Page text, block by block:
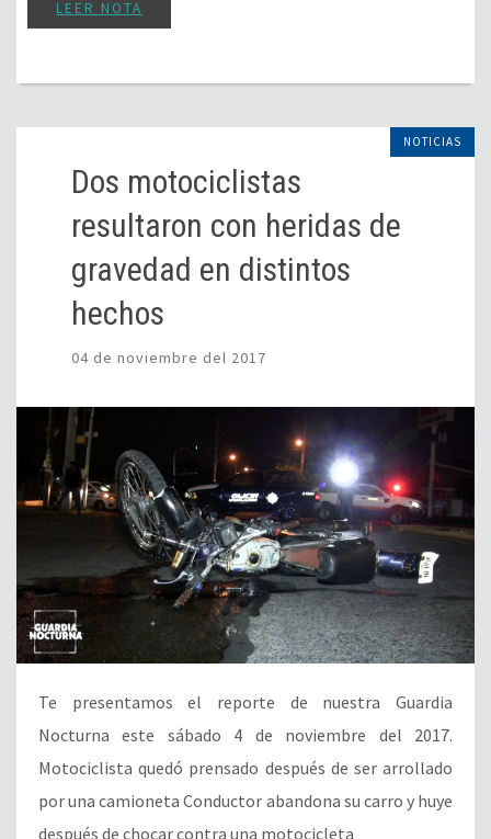
LEER NOTA
NOTICIAS
Dos motociclistas
resultaron con heridas de
gravedad en distintos
hechos
04 de noviembre del 2017
Te presentamos el reporte de nuestra Guardia
Nocturna este sábado 4 de noviembre del 2017.
Motociclista quedó prensado después de ser arrollado
por una camioneta Conductor abandona su carro y huye
después de chocar contra una motocicleta